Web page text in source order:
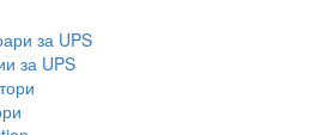
за UPS
за UPS